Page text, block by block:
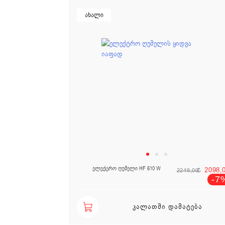
ახალი
ელექტრო ღუმელი HF 610 W
-
2248,00
₾
ᲙᲐᲚᲐᲗᲨᲘ ᲓᲐᲛᲐᲢᲔᲑᲐ